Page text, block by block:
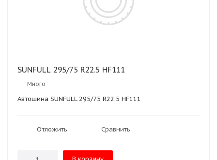
SUNFULL 295/75 R22.5 HF111
Много
Автошина SUNFULL 295/75 R22.5 HF111
Отложить Сравнить